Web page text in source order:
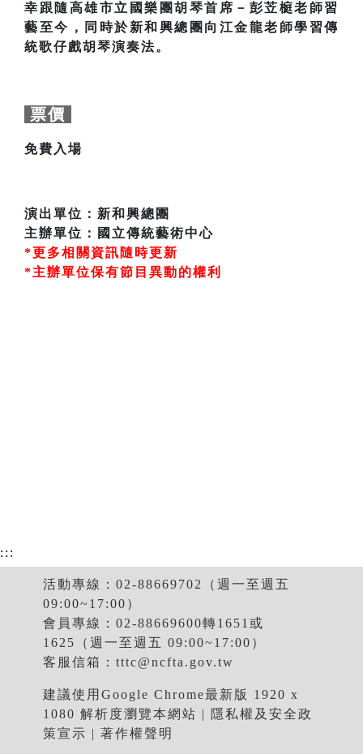
幸跟隨高雄市立國樂團胡琴首席－彭苙榳老師習
藝至今，同時於新和興總團向江金龍老師學習傳
統歌仔戲胡琴演奏法。
票價
免費入場
演出單位：新和興總團
主辦單位：國立傳統藝術中心
*更多相關資訊隨時更新
*主辦單位保有節目異動的權利
:::
活動專線：02-88669702（週一至週五
09:00~17:00）
會員專線：02-88669600轉1651或
1625（週一至週五 09:00~17:00）
客服信箱： tttc@ncfta.gov.tw
建議使用Google Chrome最新版 1920 x
1080 解析度瀏覽本網站 |
隱私權及安全政
策宣示 | 著作權聲明